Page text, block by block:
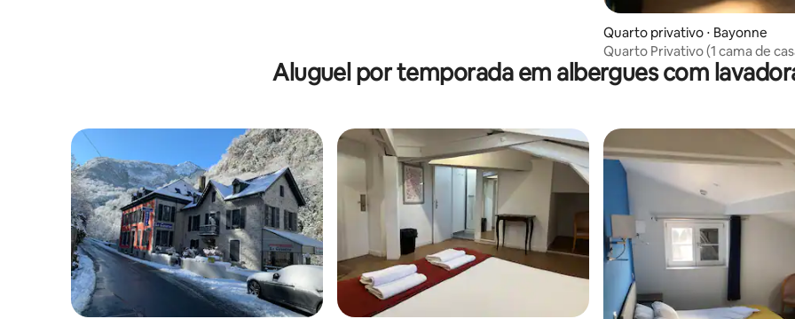
Quarto privativo ⋅ Bayonne
Quarto Privativo (1 cama de
cama de solteiro)
Aluguel por temporada em albergues com